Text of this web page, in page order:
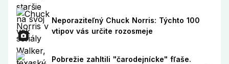
Neporaziteľný Chuck Norris: Týchto 100
vtipov vás určite rozosmeje
Pobrežie zahltili "čarodejnícke" fľaše.